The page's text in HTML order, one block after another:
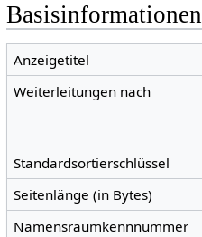
Basisinformationen
Anzeigetitel
Weiterleitungen nach
Standardsortierschlüssel
Seitenlänge (in Bytes)
Namensraumkennnummer